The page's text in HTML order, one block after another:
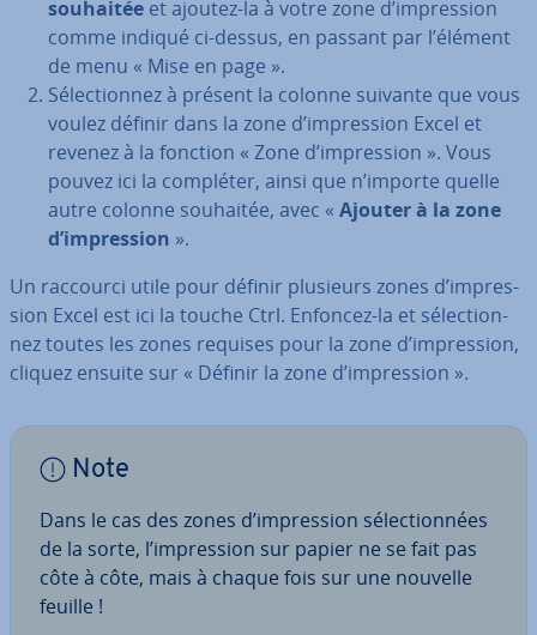
souhaitée et ajoutez-la à votre zone d’im­pres­sion
comme indiqué ci-dessus, en passant par l’élément
de menu « Mise en page ».
Sé­lec­tion­nez à présent la colonne suivante que vous
voulez définir dans la zone d’im­pres­sion Excel et
revenez à la fonction « Zone d’im­pres­sion ». Vous
pouvez ici la compléter, ainsi que n’importe quelle
autre colonne souhaitée, avec « Ajouter à la zone
d’im­pres­sion ».
Un raccourci utile pour définir plusieurs zones d’im­pres­
sion Excel est ici la touche Ctrl. Enfoncez-la et sé­lec­tion­
nez toutes les zones requises pour la zone d’im­pres­sion,
cliquez ensuite sur « Définir la zone d’im­pres­sion ».
Note
Dans le cas des zones d’im­pres­sion sé­lec­tion­nées
de la sorte, l’im­pres­sion sur papier ne se fait pas
côte à côte, mais à chaque fois sur une nouvelle
feuille !